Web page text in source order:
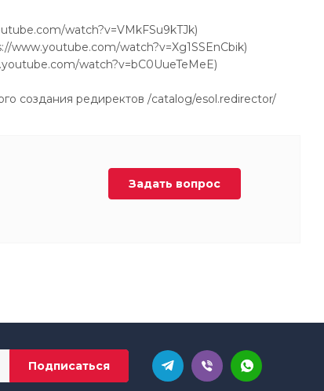
watch?v=VMkFSu9kTJk)
www.youtube.com/watch?v=Xg1SSEnCbik)
watch?v=bC0UueTeMeE)
создания редиректов /catalog/esol.redirector/
Задать вопрос